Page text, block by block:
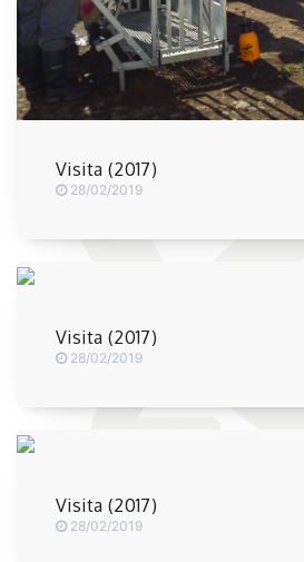
Visita (2017)
28/02/2019
Visita (2017)
28/02/2019
Visita (2017)
28/02/2019